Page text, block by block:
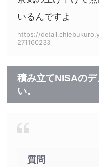
いるんですよ
https://
271160233
積み立てNISAのデ
い。
質問